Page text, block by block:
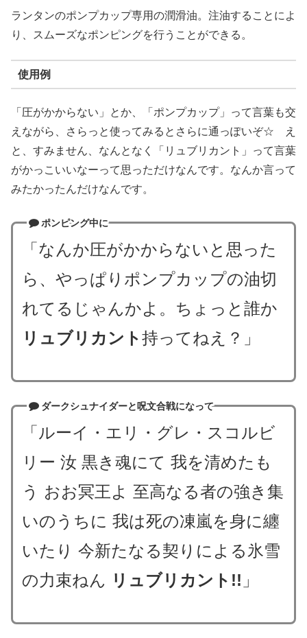
ランタンのポンプカップ専用の潤滑油。注油することによ
り、スムーズなポンピングを行うことができる。
使用例
「圧がかからない」とか、「ポンプカップ」って言葉も交
えながら、さらっと使ってみるとさらに通っぽいぞ☆ え
と、すみません、なんとなく「リュブリカント」って言葉
がかっこいいなーって思っただけなんです。なんか言って
みたかったんだけなんです。
ポンピング中に
「なんか圧がかからないと思った
ら、やっぱりポンプカップの油切
れてるじゃんかよ。ちょっと誰か
リュブリカント持ってねえ？」
ダークシュナイダーと呪文合戦になって
「ルーイ・エリ・グレ・スコルビ
リー 汝 黒き魂にて 我を清めたも
う おお冥王よ 至高なる者の強き集
いのうちに 我は死の凍嵐を身に纏
いたり 今新たなる契りによる氷雪
の力束ねん リュブリカント!! 」